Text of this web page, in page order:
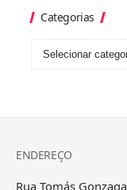
Categorias
ENDEREÇO
Rua Tomás